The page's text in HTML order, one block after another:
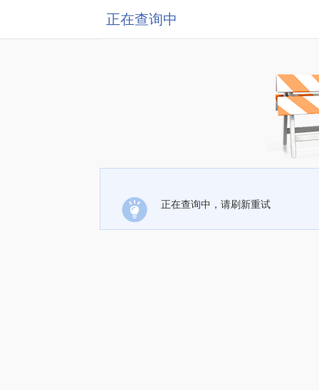
正在查询中
正在查询中，请刷新重试